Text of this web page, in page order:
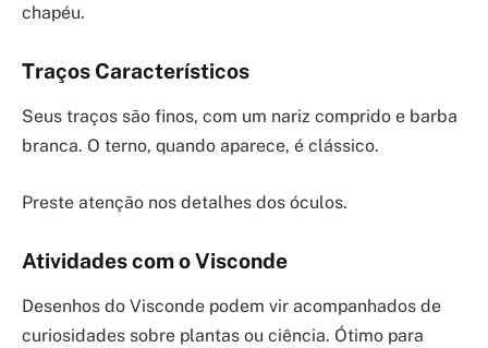
chapéu.
Traços Característicos
Seus traços são finos, com um nariz comprido e barba
branca. O terno, quando aparece, é clássico.
Preste atenção nos detalhes dos óculos.
Atividades com o Visconde
Desenhos do Visconde podem vir acompanhados de
curiosidades sobre plantas ou ciência. Ótimo para